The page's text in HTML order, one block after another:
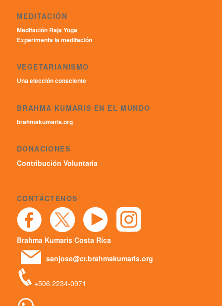
MEDITACIÓN
Meditación Raja Yoga
Experimenta la meditación
VEGETARIANISMO
Una elección consciente
BRAHMA KUMARIS EN EL MUNDO
brahmakumaris.org
DONACIONES
Contribución Voluntaria
CONTÁCTENOS
Brahma Kumaris Costa Rica
sanjose@cr.brahmakumaris.org
+506 2234-0971